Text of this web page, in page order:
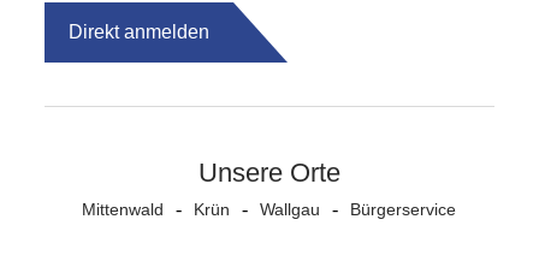
Direkt anmelden
Unsere Orte
Mittenwald Krün Wallgau Bürgerservice